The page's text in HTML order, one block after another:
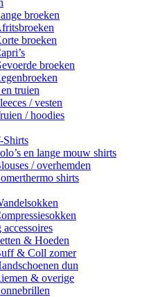
broeken
broeken
broeken
truien
/ vesten
/ hoodies
Shirts
en lange mouw shirts
/ overhemden
shirts
& Hoeden
& Coll zomer
dun
& overige